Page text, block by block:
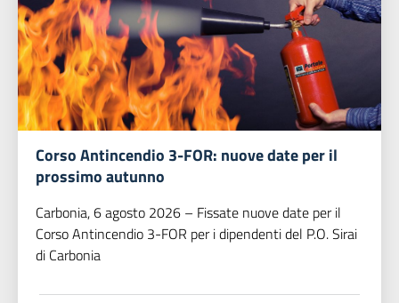
Corso Antincendio 3-FOR: nuove date per il
prossimo autunno
Carbonia, 6 agosto 2026 – Fissate nuove date per il
Corso Antincendio 3-FOR per i dipendenti del P.O. Sirai
di Carbonia